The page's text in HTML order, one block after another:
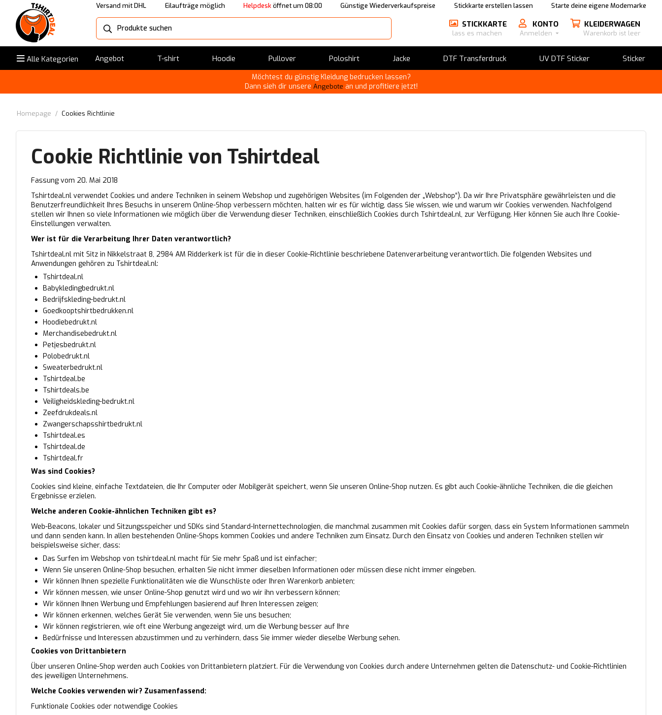
Versand mit DHL Eilaufträge möglich Helpdesköffnet um 08:00 Günstige Wiederverkaufspreise Stickkarte erstellen lassen Starte deine eigene Modemarke
STICKKARTE
lass es machen
KONTO
Anmelden
KLEIDERWAGEN
Warenkorb ist leer
Alle Kategorien Angebot T-shirt Hoodie Pullover Poloshirt Jacke ​DTF Transferdruck UV DTF Sticker Sticker
Möchtest du günstig Kleidung bedrucken lassen?
Dann sieh dir unsere Angebote an und profitiere jetzt!
Homepage / Cookies Richtlinie
Cookie Richtlinie von Tshirtdeal
Fassung vom 20. Mai 2018
Tshirtdeal.nl verwendet Cookies und andere Techniken in seinem Webshop und zugehörigen Websites (im Folgenden der „Webshop“). Da wir Ihre Privatsphäre gewährleisten und die
Benutzerfreundlichkeit Ihres Besuchs in unserem Online-Shop verbessern möchten, halten wir es für wichtig, dass Sie wissen, wie und warum wir Cookies verwenden. Nachfolgend
stellen wir Ihnen so viele Informationen wie möglich über die Verwendung dieser Techniken, einschließlich Cookies durch Tshirtdeal.nl, zur Verfügung. Hier können Sie auch Ihre Cookie-
Einstellungen verwalten.
Wer ist für die Verarbeitung Ihrer Daten verantwortlich?
Tshirtdeal.nl mit Sitz in Nikkelstraat 8, 2984 AM Ridderkerk ist für die in dieser Cookie-Richtlinie beschriebene Datenverarbeitung verantwortlich. Die folgenden Websites und
Anwendungen gehören zu Tshirtdeal.nl:
Tshirtdeal.nl
Babykledingbedrukt.nl
Bedrijfskleding-bedrukt.nl
Goedkooptshirtbedrukken.nl
Hoodiebedrukt.nl
Merchandisebedrukt.nl
Petjesbedrukt.nl
Polobedrukt.nl
Sweaterbedrukt.nl
Tshirtdeal.be
Tshirtdeals.be
Veiligheidskleding-bedrukt.nl
Zeefdrukdeals.nl
Zwangerschapsshirtbedrukt.nl
Tshirtdeal.es
Tshirtdeal.de
Tshirtdeal.fr
Was sind Cookies?
Cookies sind kleine, einfache Textdateien, die Ihr Computer oder Mobilgerät speichert, wenn Sie unseren Online-Shop nutzen. Es gibt auch Cookie-ähnliche Techniken, die die gleichen
Ergebnisse erzielen.
Welche anderen Cookie-ähnlichen Techniken gibt es?
Web-Beacons, lokaler und Sitzungsspeicher und SDKs sind Standard-Internettechnologien, die manchmal zusammen mit Cookies dafür sorgen, dass ein System Informationen sammeln
und dann senden kann. In allen bestehenden Online-Shops kommen Cookies und andere Techniken zum Einsatz. Durch den Einsatz von Cookies und anderen Techniken stellen wir
beispielsweise sicher, dass:
Das Surfen im Webshop von tshirtdeal.nl macht für Sie mehr Spaß und ist einfacher;
Wenn Sie unseren Online-Shop besuchen, erhalten Sie nicht immer dieselben Informationen oder müssen diese nicht immer eingeben.
Wir können Ihnen spezielle Funktionalitäten wie die Wunschliste oder Ihren Warenkorb anbieten;
Wir können messen, wie unser Online-Shop genutzt wird und wo wir ihn verbessern können;
Wir können Ihnen Werbung und Empfehlungen basierend auf Ihren Interessen zeigen;
Wir können erkennen, welches Gerät Sie verwenden, wenn Sie uns besuchen;
Wir können registrieren, wie oft eine Werbung angezeigt wird, um die Werbung besser auf Ihre
Bedürfnisse und Interessen abzustimmen und zu verhindern, dass Sie immer wieder dieselbe Werbung sehen.
Cookies von Drittanbietern
Über unseren Online-Shop werden auch Cookies von Drittanbietern platziert. Für die Verwendung von Cookies durch andere Unternehmen gelten die Datenschutz- und Cookie-Richtlinien
des jeweiligen Unternehmens.
Welche Cookies verwenden wir? Zusamenfassend:
Funktionale Cookies oder notwendige Cookies